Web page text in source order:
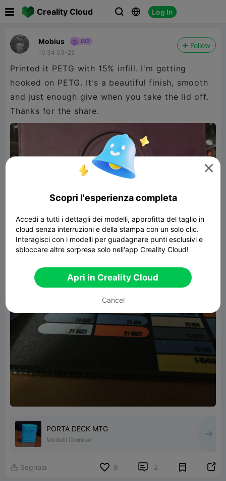
Creality Cloud   Log In
Mobius
10:34 03-25
Follow
Printed it PETG with 15% infill. I'm getting
hooked on PETG. It's a beautiful finish, smooth
and just enough give when you take the lid off.
Thanks for the share.
PORTA DECK MTG
Modelli Correlati
 Segnala 9  2 

Scopri l'esperienza completa
Accedi a tutti i dettagli dei modelli, approfitta del taglio in
cloud senza interruzioni e della stampa con un solo clic.
Interagisci con i modelli per guadagnare punti esclusivi e
sbloccare altre sorprese solo nell'app Creality Cloud!
Apri in Creality Cloud
Cancel